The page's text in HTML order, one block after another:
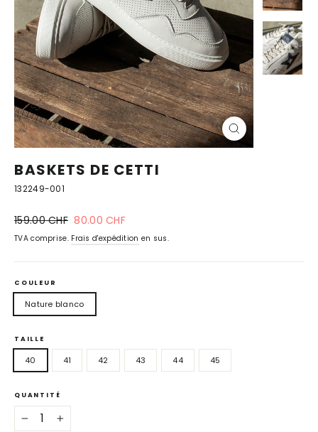
FERMER
(ESC)
BASKETS DE CETTI
132249-001
Prix
159.00 CHF prix
80.00 CHF
TVA comprise. Frais d'expédition en sus.
COULEUR
Nature blanco
TAILLE
40 41 42 43 44 45
QUANTITÉ
+